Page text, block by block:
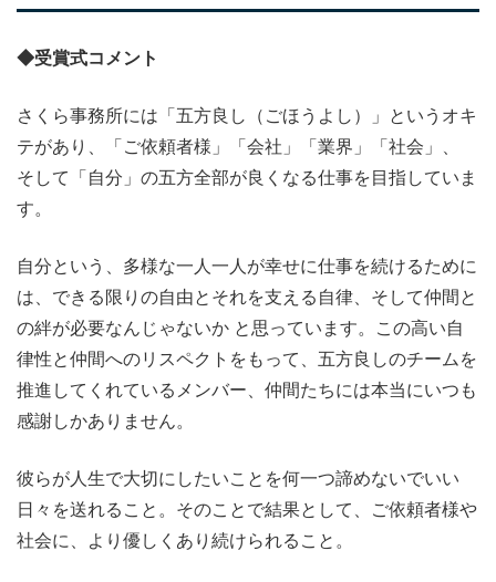
◆受賞式コメント
さくら事務所には「五方良し（ごほうよし）」というオキ
テがあり、「ご依頼者様」「会社」「業界」「社会」、
そして「自分」の五方全部が良くなる仕事を目指していま
す。
自分という、多様な一人一人が幸せに仕事を続けるために
は、できる限りの自由とそれを支える自律、そして仲間と
の絆が必要なんじゃないか と思っています。この高い自
律性と仲間へのリスペクトをもって、五方良しのチームを
推進してくれているメンバー、仲間たちには本当にいつも
感謝しかありません。
彼らが人生で大切にしたいことを何一つ諦めないでいい
日々を送れること。そのことで結果として、ご依頼者様や
社会に、より優しくあり続けられること。